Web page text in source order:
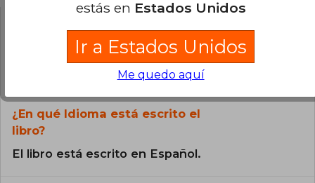
¿El libro es original?
catálogo son Originales.
¿En qué Idioma está escrito el
libro?
El libro está escrito en Español.
estás en Estados Unidos
Ir a Estados Unidos
Me quedo aquí